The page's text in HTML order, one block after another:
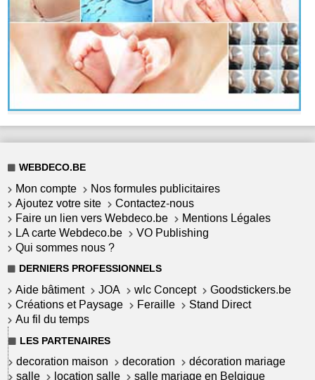
WEBDECO.BE
Mon compte
Nos formules publicitaires
Ajoutez votre site
Contactez-nous
Faire un lien vers Webdeco.be
Mentions Légales
LA carte Webdeco.be
VO Publishing
Qui sommes nous ?
DERNIERS PROFESSIONNELS
Aide bâtiment JOA wlc Concept
Goodstickers.be
Créations et Paysage
Feraille
Stand Direct
Au fil du temps
LES PARTENAIRES
decoration maison decoration
décoration mariage
salle
location salle salle mariage en Belgique